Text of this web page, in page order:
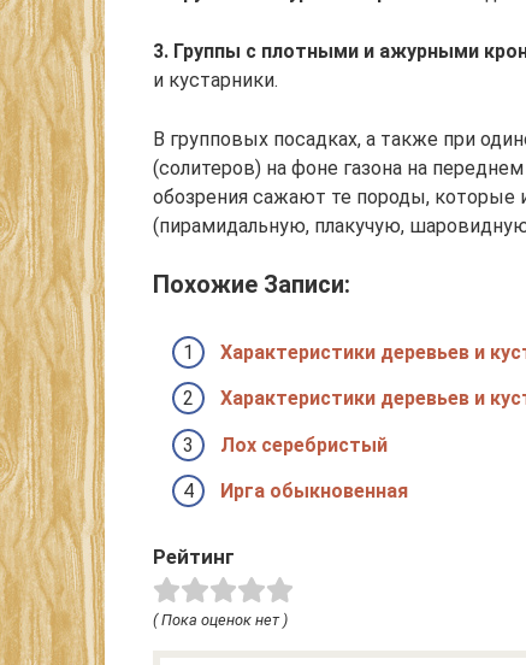
3. Группы с плотными и ажурными
и кустарники.
В групповых посадках, а также при
(солитеров) на фоне газона на
обозрения сажают те породы,
(пирамидальную, плакучую,
Похожие Записи:
Характеристики деревьев и
Характеристики деревьев и
Лох серебристый
Ирга обыкновенная
Рейтинг
( Пока оценок нет )